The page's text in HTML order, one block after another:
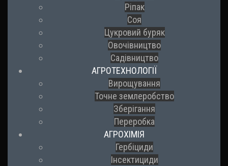
Ріпак
Соя
Цукровий буряк
Овочівництво
Садівництво
АГРОТЕХНОЛОГІЇ
Вирощування
Точне землеробство
Зберігання
Переробка
АГРОХІМІЯ
Гербіциди
Інсектициди